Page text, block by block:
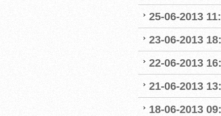
25-06-2013
23-06-2013
22-06-2013
21-06-2013
18-06-2013